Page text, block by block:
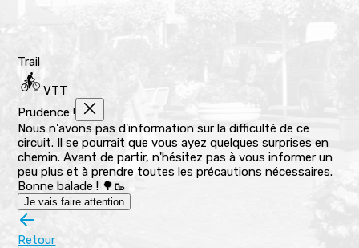
Trail
VTT
Prudence !
Nous n'avons pas d'information sur la difficulté de ce
circuit. Il se pourrait que vous ayez quelques surprises en
chemin. Avant de partir, n'hésitez pas à vous informer un
peu plus et à prendre toutes les précautions nécessaires.
Bonne balade ! 🌳🥾
Je vais faire attention
Retour